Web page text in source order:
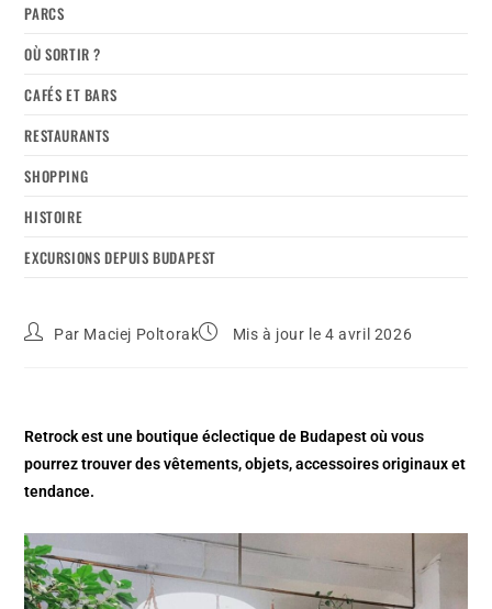
PARCS
OÙ SORTIR ?
CAFÉS ET BARS
RESTAURANTS
SHOPPING
HISTOIRE
EXCURSIONS DEPUIS BUDAPEST
Par Maciej Poltorak Mis à jour le 4 avril 2026
Retrock est une boutique éclectique de Budapest où vous
pourrez trouver des vêtements, objets, accessoires originaux et
tendance.